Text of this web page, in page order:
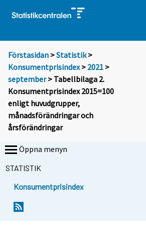
Förstasidan >Statistik >
Konsumentprisindex> 2021 >
september> Tabellbilaga 2.
Konsumentprisindex 2015=100
enligt huvudgrupper,
månadsförändringar och
årsförändringar
Öppna menyn
STATISTIK
Konsumentprisindex